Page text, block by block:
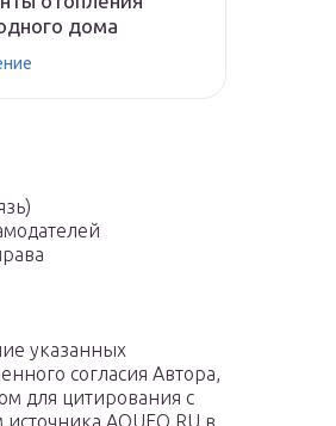
дома
указанных
согласия Автора,
для цитирования с
AQUEO.RU в